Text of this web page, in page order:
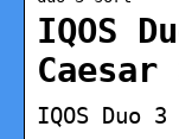
IQOS
Caesar
IQOS Duo